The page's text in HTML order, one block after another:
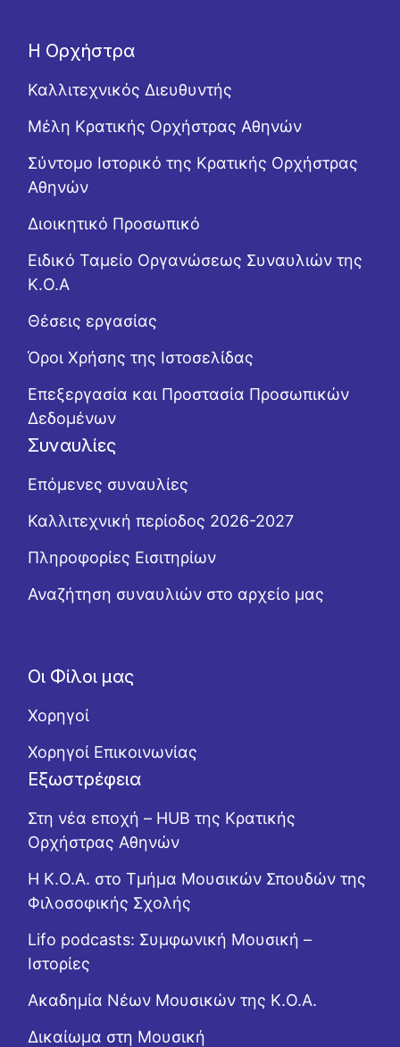
Η Ορχήστρα
Καλλιτεχνικός Διευθυντής
Μέλη Κρατικής Ορχήστρας Αθηνών
Σύντομο Ιστορικό της Κρατικής Ορχήστρας
Αθηνών
Διοικητικό Προσωπικό
Ειδικό Ταμείο Οργανώσεως Συναυλιών της
Κ.Ο.Α
Θέσεις εργασίας
Όροι Χρήσης της Ιστοσελίδας
Επεξεργασία και Προστασία Προσωπικών
Δεδομένων
Συναυλίες
Επόμενες συναυλίες
Καλλιτεχνική περίοδος 2026-2027
Πληροφορίες Εισιτηρίων
Αναζήτηση συναυλιών στο αρχείο μας
Οι Φίλοι μας
Χορηγοί
Χορηγοί Επικοινωνίας
Εξωστρέφεια
Στη νέα εποχή – HUB της Κρατικής
Ορχήστρας Αθηνών
Η Κ.Ο.Α. στο Τμήμα Μουσικών Σπουδών της
Φιλοσοφικής Σχολής
Lifo podcasts: Συμφωνική Μουσική –
Ιστορίες
Ακαδημία Νέων Μουσικών της Κ.Ο.Α.
Δικαίωμα στη Μουσική